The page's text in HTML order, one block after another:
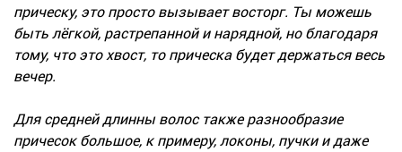
прическу, это просто вызывает восторг. Ты можешь
быть лёгкой, растрепанной и нарядной, но благодаря
тому, что это хвост, то прическа будет держаться весь
вечер.
Для средней длинны волос также разнообразие
причесок большое, к примеру, локоны, пучки и даже